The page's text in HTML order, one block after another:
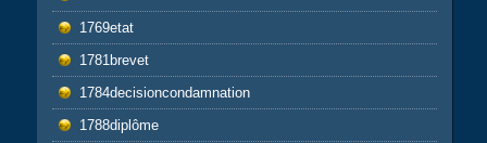
1769etat
1781brevet
1784decisioncondamnation
1788diplôme